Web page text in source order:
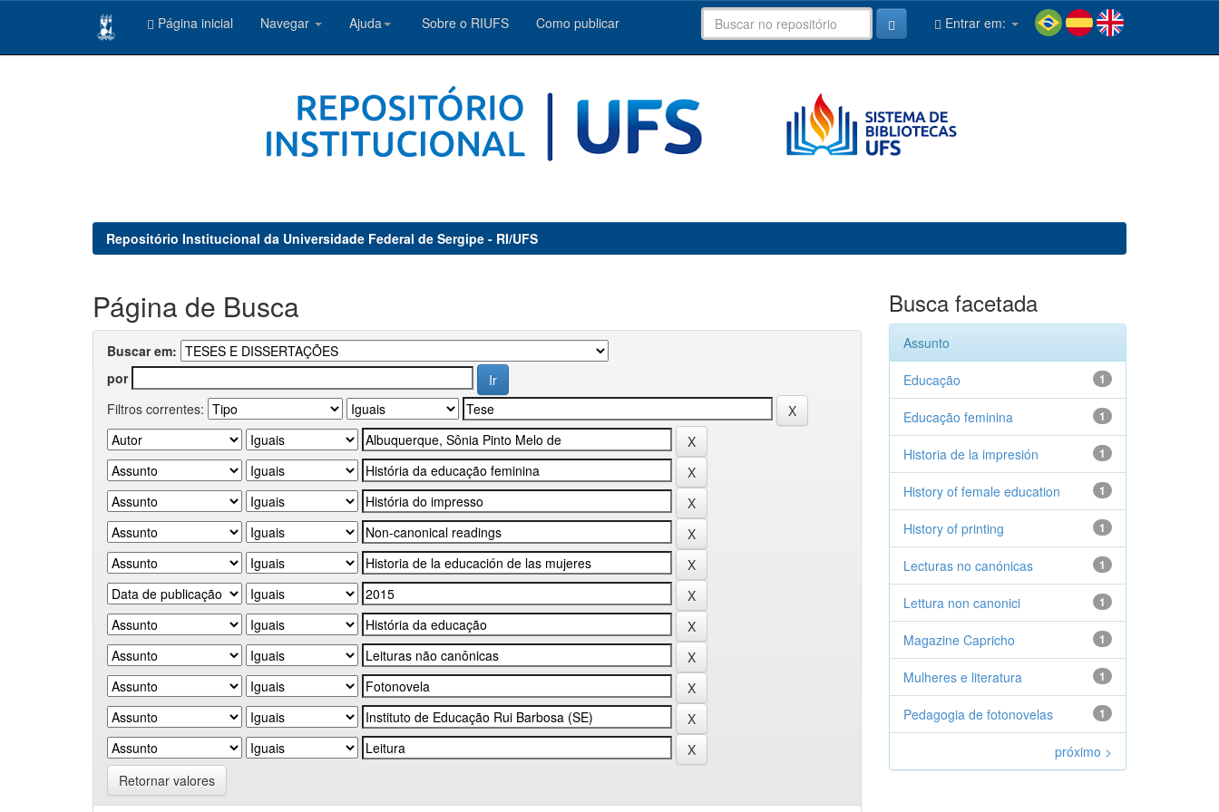
Página inicial Navegar Ajuda Sobre o RIUFS Como publicar Entrar em:
Repositório Institucional da Universidade Federal de Sergipe - RI/UFS
Página de Busca
Buscar em:
por
Filtros correntes:
Retornar valores
Busca facetada
Assunto
1
Educação
1
Educação feminina
1
Historia de la impresión
1
History of female education
1
History of printing
1
Lecturas no canónicas
1
Lettura non canonici
1
Magazine Capricho
1
Mulheres e literatura
1
Pedagogia de fotonovelas
próximo >